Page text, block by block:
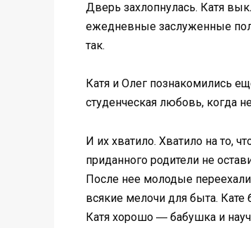
Дверь захлопнулась. Катя
ежедневные заслуженные
так.
Катя и Олег познакомились
студенческая любовь, когда
И их хватило. Хватило на то,
приданного родители не
После нее молодые
всякие мелочи для быта.
Катя хорошо ― бабушка и